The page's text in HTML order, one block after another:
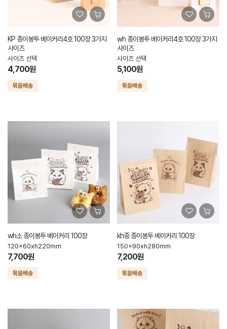
KP 종이봉투 베이커리4호 100장 3가지
사이즈
사이즈 선택
4,700원
wh 종이봉투 베이커리4호 100장 3가지
사이즈
사이즈 선택
5,100원
wh소 종이봉투 베이커리 100장
120x60xh220mm
7,700원
kh중 종이봉투 베이커리 100장
150x90xh280mm
7,200원